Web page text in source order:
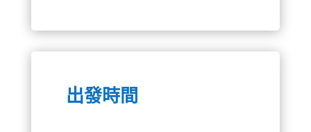
出發時間